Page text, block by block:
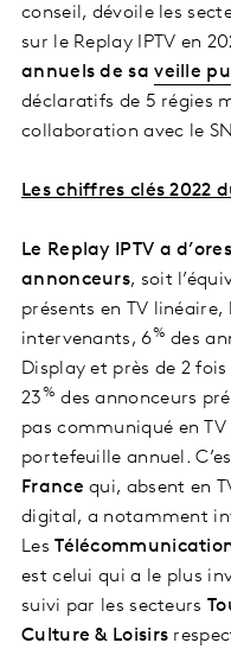
conseil, dévoile les
sur le Replay IPTV en
annuels de saveille
déclaratifs de 5 régies
collaboration avec le
Les chiffres clés 2022
Le Replay IPTV a
annonceurs, soit
présents en TV
intervenants, 6% des
Display et près de 2
23% des annonceurs
pas communiqué en
portefeuille annuel.
France qui, absent en
digital, a notamment
Les
est celui qui a le plus
suivi par les secteurs T
Culture & Loisirs